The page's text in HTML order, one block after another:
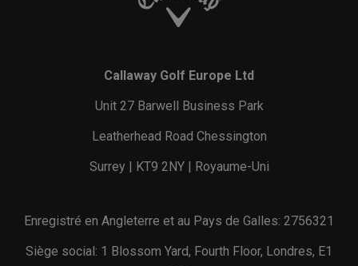
Callaway Golf Europe Ltd
Unit 27 Barwell Business Park
Leatherhead Road Chessington
Surrey | KT9 2NY | Royaume-Uni
Enregistré en Angleterre et au Pays de Galles: 2756321
Siège social: 1 Blossom Yard, Fourth Floor, Londres, E1